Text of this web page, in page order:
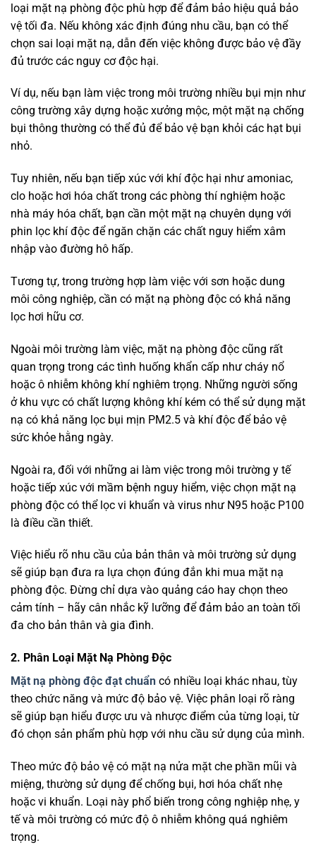
loại mặt nạ phòng độc phù hợp để đảm bảo hiệu quả bảo
vệ tối đa. Nếu không xác định đúng nhu cầu, bạn có thể
chọn sai loại mặt nạ, dẫn đến việc không được bảo vệ đầy
đủ trước các nguy cơ độc hại.
Ví dụ, nếu bạn làm việc trong môi trường nhiều bụi mịn như
công trường xây dựng hoặc xưởng mộc, một mặt nạ chống
bụi thông thường có thể đủ để bảo vệ bạn khỏi các hạt bụi
nhỏ.
Tuy nhiên, nếu bạn tiếp xúc với khí độc hại như amoniac,
clo hoặc hơi hóa chất trong các phòng thí nghiệm hoặc
nhà máy hóa chất, bạn cần một mặt nạ chuyên dụng với
phin lọc khí độc để ngăn chặn các chất nguy hiểm xâm
nhập vào đường hô hấp.
Tương tự, trong trường hợp làm việc với sơn hoặc dung
môi công nghiệp, cần có mặt nạ phòng độc có khả năng
lọc hơi hữu cơ.
Ngoài môi trường làm việc, mặt nạ phòng độc cũng rất
quan trọng trong các tình huống khẩn cấp như cháy nổ
hoặc ô nhiễm không khí nghiêm trọng. Những người sống
ở khu vực có chất lượng không khí kém có thể sử dụng mặt
nạ có khả năng lọc bụi mịn PM2.5 và khí độc để bảo vệ
sức khỏe hằng ngày.
Ngoài ra, đối với những ai làm việc trong môi trường y tế
hoặc tiếp xúc với mầm bệnh nguy hiểm, việc chọn mặt nạ
phòng độc có thể lọc vi khuẩn và virus như N95 hoặc P100
là điều cần thiết.
Việc hiểu rõ nhu cầu của bản thân và môi trường sử dụng
sẽ giúp bạn đưa ra lựa chọn đúng đắn khi mua mặt nạ
phòng độc. Đừng chỉ dựa vào quảng cáo hay chọn theo
cảm tính – hãy cân nhắc kỹ lưỡng để đảm bảo an toàn tối
đa cho bản thân và gia đình.
2. Phân Loại Mặt Nạ Phòng Độc
Mặt nạ phòng độc đạt chuẩn có nhiều loại khác nhau, tùy
theo chức năng và mức độ bảo vệ. Việc phân loại rõ ràng
sẽ giúp bạn hiểu được ưu và nhược điểm của từng loại, từ
đó chọn sản phẩm phù hợp với nhu cầu sử dụng của mình.
Theo mức độ bảo vệ có mặt nạ nửa mặt che phần mũi và
miệng, thường sử dụng để chống bụi, hơi hóa chất nhẹ
hoặc vi khuẩn. Loại này phổ biến trong công nghiệp nhẹ, y
tế và môi trường có mức độ ô nhiễm không quá nghiêm
trọng.